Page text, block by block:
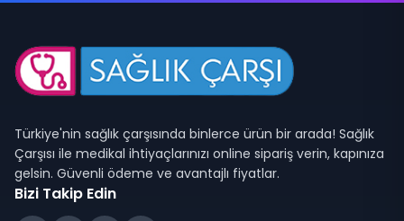
Türkiye'nin sağlık çarşısında binlerce ürün bir arada! Sağlık
Çarşısı ile medikal ihtiyaçlarınızı online sipariş verin, kapınıza
gelsin. Güvenli ödeme ve avantajlı fiyatlar.
Bizi Takip Edin